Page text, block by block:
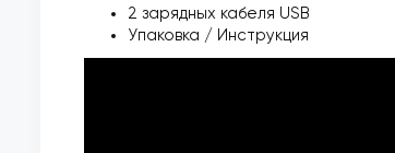
2 зарядных кабеля USB
Упаковка / Инструкция